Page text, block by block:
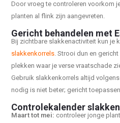
Door vroeg te controleren voorkom
planten al flink zijn aangevreten.
Gericht behandelen met
Bij zichtbare slakkenactiviteit kun je
slakkenkorrels. Strooi dun en
plekken waar je verse vraatschade
Gebruik slakkenkorrels altijd
nodig is niet beter; gericht
Controlekalender slakken
Maart tot mei: controleer jonge